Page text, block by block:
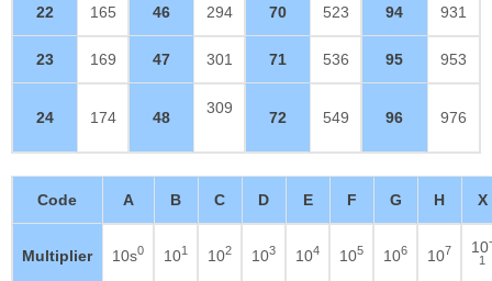
22 165 46 294 70 523 94 931
23 169 47 301 71 536 95 953
24 174 48
309
72 549 96 976
Code A B C D E F G H X
Multiplier 10s0 101 102 103 104 105 106 107 10-
1